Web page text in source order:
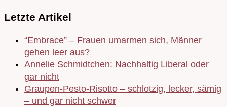
Letzte Artikel
“Embrace” – Frauen umarmen sich, Männer
gehen leer aus?
Annelie Schmidtchen: Nachhaltig Liberal oder
gar nicht
Graupen-Pesto-Risotto – schlotzig, lecker, sämig
– und gar nicht schwer